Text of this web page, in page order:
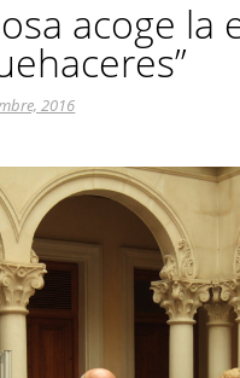
acoge la
2016